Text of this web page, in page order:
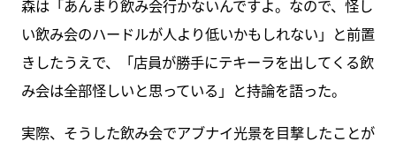
森は「あんまり飲み会行かないんですよ。なので、怪し
い飲み会のハードルが人より低いかもしれない」と前置
きしたうえで、「店員が勝手にテキーラを出してくる飲
み会は全部怪しいと思っている」と持論を語った。
実際、そうした飲み会でアブナイ光景を目撃したことが